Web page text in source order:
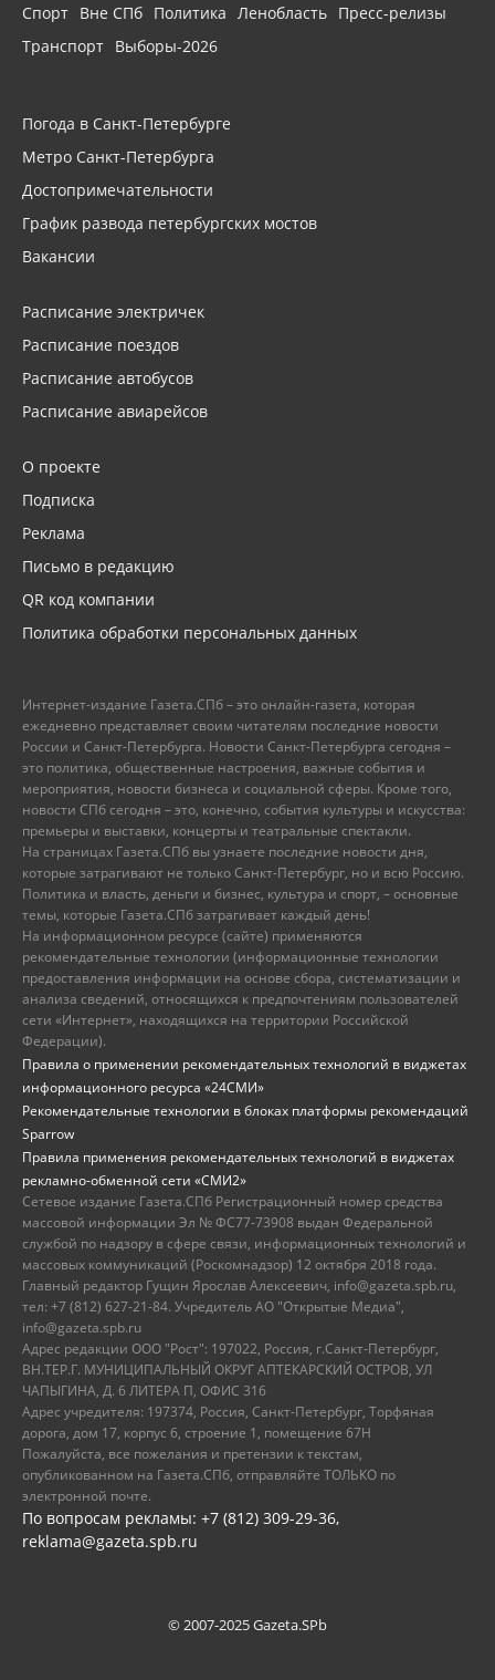
Спорт Вне СПб Политика Ленобласть Пресс-релизы
Транспорт Выборы-2026
Погода в Санкт-Петербурге
Метро Санкт-Петербурга
Достопримечательности
График развода петербургских мостов
Вакансии
Расписание электричек
Расписание поездов
Расписание автобусов
Расписание авиарейсов
О проекте
Подписка
Реклама
Письмо в редакцию
QR код компании
Политика обработки персональных данных
Интернет-издание Газета.СПб – это онлайн-газета, которая
ежедневно представляет своим читателям последние новости
России и Санкт-Петербурга. Новости Санкт-Петербурга сегодня –
это политика, общественные настроения, важные события и
мероприятия, новости бизнеса и социальной сферы. Кроме того,
новости СПб сегодня – это, конечно, события культуры и искусства:
премьеры и выставки, концерты и театральные спектакли.
На страницах Газета.СПб вы узнаете последние новости дня,
которые затрагивают не только Санкт-Петербург, но и всю Россию.
Политика и власть, деньги и бизнес, культура и спорт, – основные
темы, которые Газета.СПб затрагивает каждый день!
На информационном ресурсе (сайте) применяются
рекомендательные технологии (информационные технологии
предоставления информации на основе сбора, систематизации и
анализа сведений, относящихся к предпочтениям пользователей
сети «Интернет», находящихся на территории Российской
Федерации).
Правила о применении рекомендательных технологий в виджетах
информационного ресурса «24СМИ»
Рекомендательные технологии в блоках платформы рекомендаций
Sparrow
Правила применения рекомендательных технологий в виджетах
рекламно-обменной сети «СМИ2»
Сетевое издание Газета.СПб Регистрационный номер средства
массовой информации Эл № ФС77-73908 выдан Федеральной
службой по надзору в сфере связи, информационных технологий и
массовых коммуникаций (Роскомнадзор) 12 октября 2018 года.
Главный редактор Гущин Ярослав Алексеевич, info@gazeta.spb.ru,
тел: +7 (812) 627-21-84. Учредитель АО "Открытые Медиа",
info@gazeta.spb.ru
Адрес редакции ООО "Рост": 197022, Россия, г.Санкт-Петербург,
ВН.ТЕР.Г. МУНИЦИПАЛЬНЫЙ ОКРУГ АПТЕКАРСКИЙ ОСТРОВ, УЛ
ЧАПЫГИНА, Д. 6 ЛИТЕРА П, ОФИС 316
Адрес учредителя: 197374, Россия, Санкт-Петербург, Торфяная
дорога, дом 17, корпус 6, строение 1, помещение 67Н
Пожалуйста, все пожелания и претензии к текстам,
опубликованном на Газета.СПб, отправляйте ТОЛЬКО по
электронной почте.
По вопросам рекламы: +7 (812) 309-29-36,
reklama@gazeta.spb.ru
© 2007-2025 Gazeta.SPb